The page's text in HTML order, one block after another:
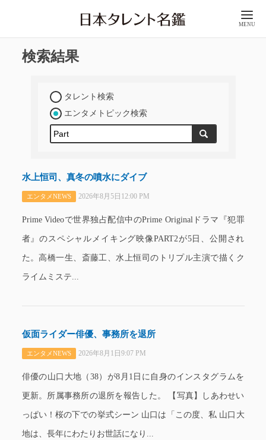
MENU
検索結果
タレント検索
エンタメトピック検索
水上恒司、真冬の噴水にダイブ
エンタメNEWS 2026年8月5日12:00 PM
Prime Videoで世界独占配信中のPrime Originalドラマ『犯罪
者』のスペシャルメイキング映像PART2が5日、公開され
た。高橋一生、斎藤工、水上恒司のトリプル主演で描くク
ライムミステ...
仮面ライダー俳優、事務所を退所
エンタメNEWS 2026年8月1日9:07 PM
俳優の山口大地（38）が8月1日に自身のインスタグラムを
更新。所属事務所の退所を報告した。 【写真】しあわせい
っぱい！桜の下での挙式シーン 山口は「この度、私 山口大
地は、長年にわたりお世話になり...